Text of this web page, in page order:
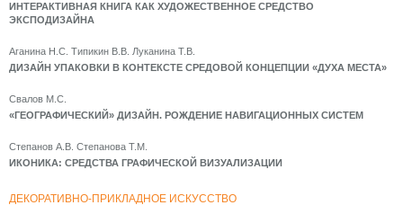
ИНТЕРАКТИВНАЯ КНИГА КАК ХУДОЖЕСТВЕННОЕ СРЕДСТВО
ЭКСПОДИЗАЙНА
Аганина Н.С. Типикин В.В. Луканина Т.В.
ДИЗАЙН УПАКОВКИ В КОНТЕКСТЕ СРЕДОВОЙ КОНЦЕПЦИИ «ДУХА МЕСТА»
Свалов М.С.
«ГЕОГРАФИЧЕСКИЙ» ДИЗАЙН. РОЖДЕНИЕ НАВИГАЦИОННЫХ СИСТЕМ
Степанов А.В. Степанова Т.М.
ИКОНИКА: СРЕДСТВА ГРАФИЧЕСКОЙ ВИЗУАЛИЗАЦИИ
ДЕКОРАТИВНО-ПРИКЛАДНОЕ ИСКУССТВО